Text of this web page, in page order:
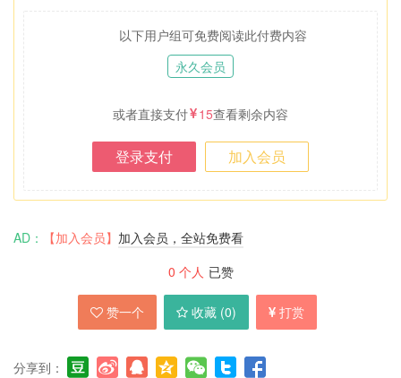
以下用户组可免费阅读此付费内容
永久会员
或者直接支付 15查看剩余内容
登录支付 加入会员
AD： 【加入会员】 加入会员，全站免费看
0 个人 已赞
赞一个 收藏 (0) 打赏
分享到：